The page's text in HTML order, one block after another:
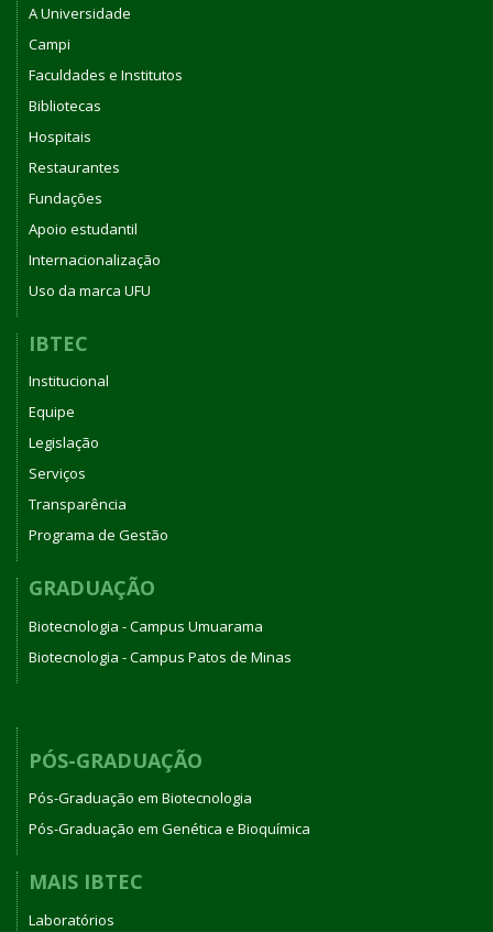
A Universidade
Campi
Faculdades e Institutos
Bibliotecas
Hospitais
Restaurantes
Fundações
Apoio estudantil
Internacionalização
Uso da marca UFU
IBTEC
Institucional
Equipe
Legislação
Serviços
Transparência
Programa de Gestão
GRADUAÇÃO
Biotecnologia - Campus Umuarama
Biotecnologia - Campus Patos de Minas
PÓS-GRADUAÇÃO
Pós-Graduação em Biotecnologia
Pós-Graduação em Genética e Bioquímica
MAIS IBTEC
Laboratórios